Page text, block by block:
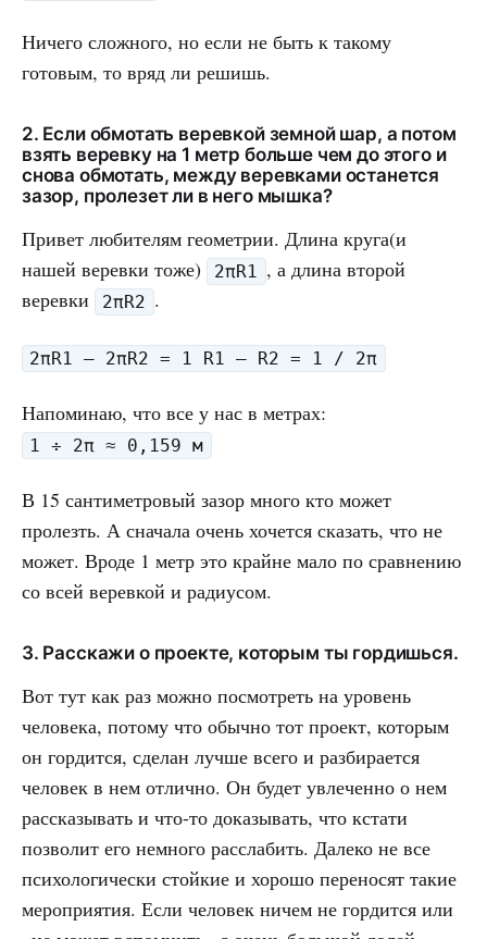
Ничего сложного, но если не быть к такому
готовым, то вряд ли решишь.
2. Если обмотать веревкой земной шар, а потом
взять веревку на 1 метр больше чем до этого и
снова обмотать, между веревками останется
зазор, пролезет ли в него мышка?
Привет любителям геометрии. Длина круга(и
нашей веревки тоже)
2πR1 , а длина второй
веревки
2πR2 .
2πR1 — 2πR2 = 1 R1 — R2 = 1 / 2π
Напоминаю, что все у нас в метрах:
1 ÷ 2π ≈ 0,159 м
В 15 сантиметровый зазор много кто может
пролезть. А сначала очень хочется сказать, что не
может. Вроде 1 метр это крайне мало по сравнению
со всей веревкой и радиусом.
3. Расскажи о проекте, которым ты гордишься.
Вот тут как раз можно посмотреть на уровень
человека, потому что обычно тот проект, которым
он гордится, сделан лучше всего и разбирается
человек в нем отлично. Он будет увлеченно о нем
рассказывать и что-то доказывать, что кстати
позволит его немного расслабить. Далеко не все
психологически стойкие и хорошо переносят такие
мероприятия. Если человек ничем не гордится или